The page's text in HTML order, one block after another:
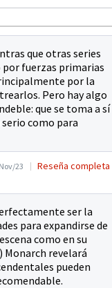
que otras series
por fuerzas primarias
por la
Pero hay algo
que se toma a sí
como para
23 Reseña completa
ser la
para expandirse de
como en su
Monarch revelará
pueden